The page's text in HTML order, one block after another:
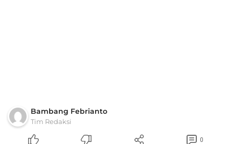
Bambang Febrianto
Tim Redaksi
0